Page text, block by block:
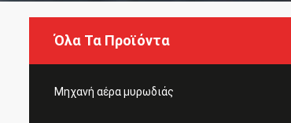
Όλα Τα Προϊόντα
Μηχανή αέρα μυρωδιάς